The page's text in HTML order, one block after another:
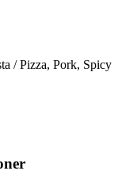
/ Pizza, Pork, Spicy